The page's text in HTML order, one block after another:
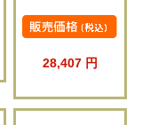
28,407 円